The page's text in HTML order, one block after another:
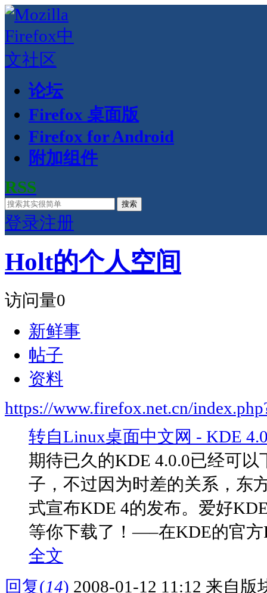
论坛
Firefox 桌面版
Firefox for Android
附加组件
RSS
搜索
登录注册
Holt的个人空间
访问量0
新鲜事
帖子
资料
https://www.firefox.net.cn/
转自Linux桌面中文网 - KDE
期待已久的KDE 4.0.0已经可
子，不过因为时差的关系，东
式宣布KDE 4的发布。爱好
等你下载了！—–在KDE的官方
全文
回复(14) 2008-01-12 11:12 来自版